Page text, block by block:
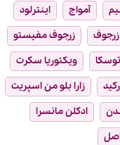
آمواج
اینترلود
زرجوف
زرجوف مفیستو
ویکتوریا سکرت
زارا بلو من اسپریت
ادکلن مانسرا